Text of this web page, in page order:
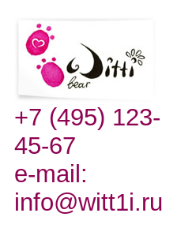
+7 (495) 123-
45-67
e-mail:
info@witt1i.ru